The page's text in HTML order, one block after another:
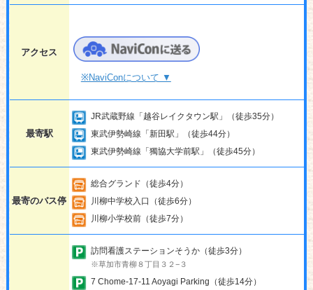
アクセス
※NaviConについて ▼
最寄駅
JR武蔵野線「越谷レイクタウン駅」（徒歩35分）
東武伊勢崎線「新田駅」（徒歩44分）
東武伊勢崎線「獨協大学前駅」（徒歩45分）
最寄のバス停
総合グランド（徒歩4分）
川柳中学校入口（徒歩6分）
川柳小学校前（徒歩7分）
訪問看護ステーションそうか（徒歩3分）
※草加市青柳８丁目３２−３
7 Chome-17-11 Aoyagi Parking（徒歩14分）